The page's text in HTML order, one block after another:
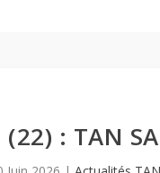
(22) : TAN